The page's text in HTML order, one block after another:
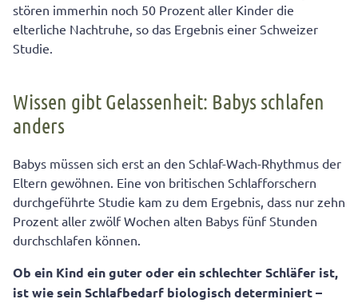
stören immerhin noch 50 Prozent aller Kinder die
elterliche Nachtruhe, so das Ergebnis einer Schweizer
Studie.
Wissen gibt Gelassenheit: Babys schlafen
anders
Babys müssen sich erst an den Schlaf-Wach-Rhythmus der
Eltern gewöhnen. Eine von britischen Schlafforschern
durchgeführte Studie kam zu dem Ergebnis, dass nur zehn
Prozent aller zwölf Wochen alten Babys fünf Stunden
durchschlafen können.
Ob ein Kind ein guter oder ein schlechter Schläfer ist,
ist wie sein Schlafbedarf biologisch determiniert –